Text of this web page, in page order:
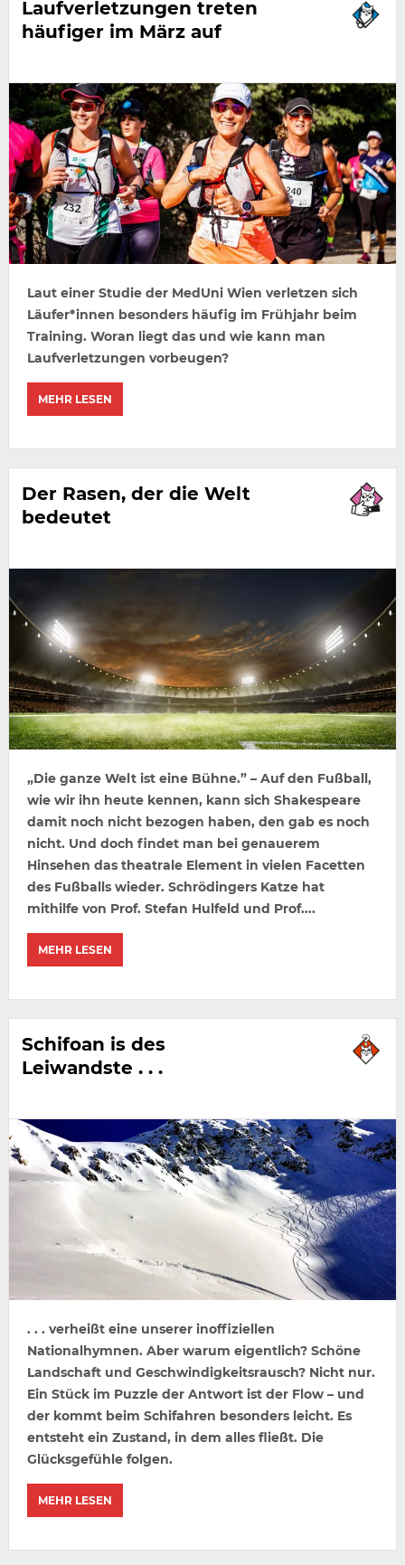
Laufverletzungen treten
häufiger im März auf
Laut einer Studie der MedUni Wien verletzen sich
Läufer*innen besonders häufig im Frühjahr beim
Training. Woran liegt das und wie kann man
Laufverletzungen vorbeugen?
MEHR LESEN
Der Rasen, der die Welt
bedeutet
„Die ganze Welt ist eine Bühne.” – Auf den Fußball,
wie wir ihn heute kennen, kann sich Shakespeare
damit noch nicht bezogen haben, den gab es noch
nicht. Und doch findet man bei genauerem
Hinsehen das theatrale Element in vielen Facetten
des Fußballs wieder. Schrödingers Katze hat
mithilfe von Prof. Stefan Hulfeld und Prof....
MEHR LESEN
Schifoan is des
Leiwandste . . .
. . . verheißt eine unserer inoffiziellen
Nationalhymnen. Aber warum eigentlich? Schöne
Landschaft und Geschwindigkeitsrausch? Nicht nur.
Ein Stück im Puzzle der Antwort ist der Flow – und
der kommt beim Schifahren besonders leicht. Es
entsteht ein Zustand, in dem alles fließt. Die
Glücksgefühle folgen.
MEHR LESEN